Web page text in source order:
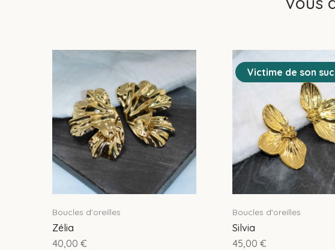
Boucles d'oreilles
Zélia
40,00 €
Victime de son
Boucles d'oreilles
Silvia
45,00 €